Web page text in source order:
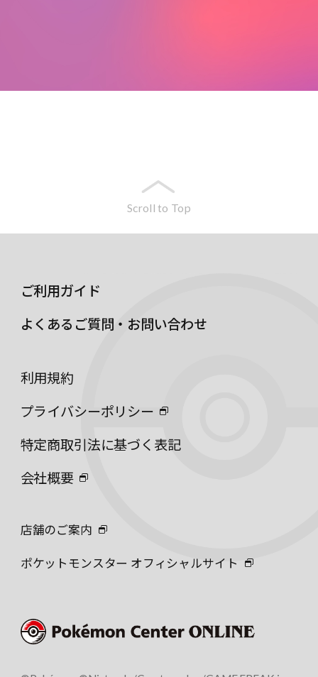
Scroll to Top
ご利用ガイド
よくあるご質問・お問い合わせ
利用規約
プライバシーポリシー
特定商取引法に基づく表記
会社概要
店舗のご案内
ポケットモンスター オフィシャルサイト